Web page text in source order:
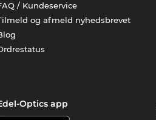
/ Kundeservice
og afmeld nyhedsbrevet
Optics app